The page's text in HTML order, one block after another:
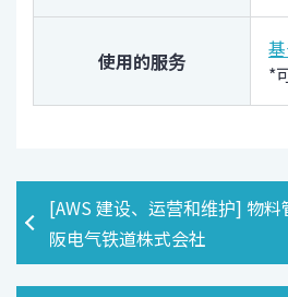
使用的服务
*
[AWS 建设、运营和维护] 物
阪电气铁道株式会社